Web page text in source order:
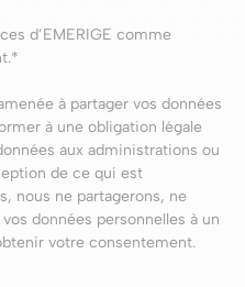
d’EMERIGE comme
à partager vos données
à une obligation légale
aux administrations ou
de ce qui est
nous ne partagerons, ne
données personnelles à un
votre consentement.